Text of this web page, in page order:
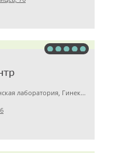
Детская клиника, Медицинская лаборатория, Гинекология